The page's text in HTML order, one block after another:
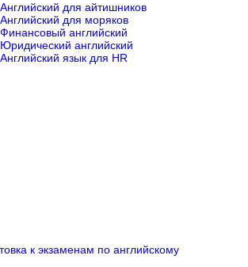
Английский для айтишников
Английский для моряков
Финансовый английский
Юридический английский
Английский язык для HR
к экзаменам по английскому